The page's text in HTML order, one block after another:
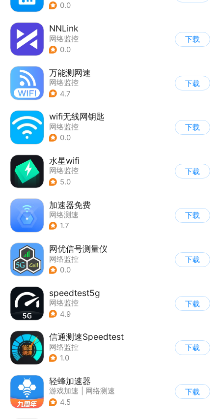
0.0
NNLink
网络监控
0.0
下载
万能测网速
网络监控
4.7
下载
wifi无线网钥匙
网络监控
0.0
下载
水星wifi
网络监控
5.0
下载
加速器免费
网络测速
1.7
下载
网优信号测量仪
网络监控
0.0
下载
speedtest5g
网络监控
4.9
下载
信通测速Speedtest
网络监控
1.0
下载
轻蜂加速器
游戏加速
网络测速
4.5
下载